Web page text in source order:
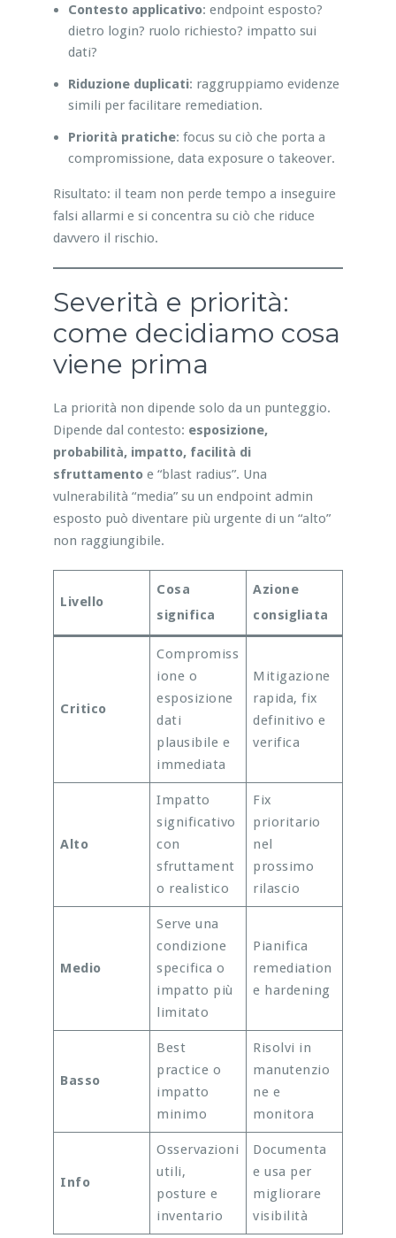
Contesto applicativo: endpoint esposto?
dietro login? ruolo richiesto? impatto sui
dati?
Riduzione duplicati: raggruppiamo evidenze
simili per facilitare remediation.
Priorità pratiche: focus su ciò che porta a
compromissione, data exposure o takeover.
Risultato: il team non perde tempo a inseguire
falsi allarmi e si concentra su ciò che riduce
davvero il rischio.
Severità e priorità:
come decidiamo cosa
viene prima
La priorità non dipende solo da un punteggio.
Dipende dal contesto: esposizione,
probabilità, impatto, facilità di
sfruttamentoe “blast radius”. Una
vulnerabilità “media” su un endpoint admin
esposto può diventare più urgente di un “alto”
non raggiungibile.
Livello
Cosa
significa
Azione
consigliata
Critico
Compromiss
ione o
esposizione
dati
plausibile e
immediata
Mitigazione
rapida, fix
definitivo e
verifica
Alto
Impatto
significativo
con
sfruttament
o realistico
Fix
prioritario
nel
prossimo
rilascio
Medio
Serve una
condizione
specifica o
impatto più
limitato
Pianifica
remediation
e hardening
Basso
Best
practice o
impatto
minimo
Risolvi in
manutenzio
ne e
monitora
Info
Osservazioni
utili,
posture e
inventario
Documenta
e usa per
migliorare
visibilità